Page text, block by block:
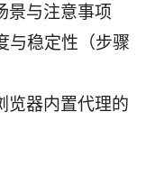
景与注意事项
与稳定性（步骤
览器内置代理的